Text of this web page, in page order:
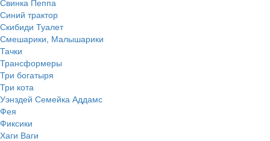
Синий трактор
Скибиди Туалет
Смешарики, Малышарики
Тачки
Трансформеры
Три богатыря
Три кота
Уэнздей Семейка Аддамс
Фея
Фиксики
Хаги Ваги